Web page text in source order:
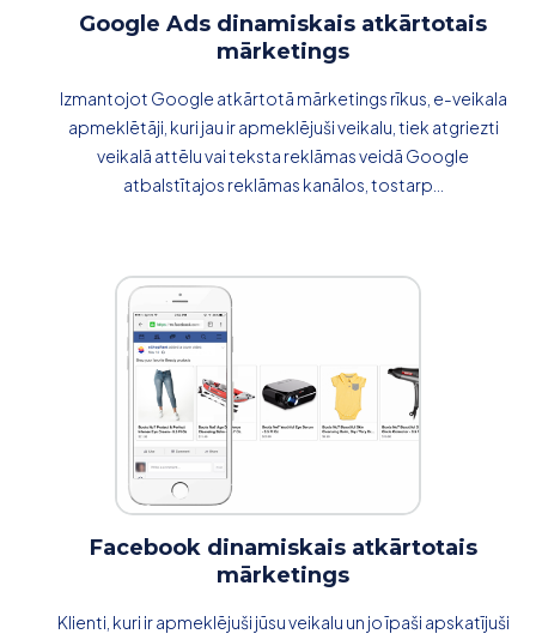
Google Ads dinamiskais atkārtotais
mārketings
Izmantojot Google atkārtotā mārketings rīkus, e-veikala
apmeklētāji, kuri jau ir apmeklējuši veikalu, tiek atgriezti
veikalā attēlu vai teksta reklāmas veidā Google
atbalstītajos reklāmas kanālos, tostarp...
Facebook dinamiskais atkārtotais
mārketings
Klienti, kuri ir apmeklējuši jūsu veikalu un jo īpaši apskatījuši